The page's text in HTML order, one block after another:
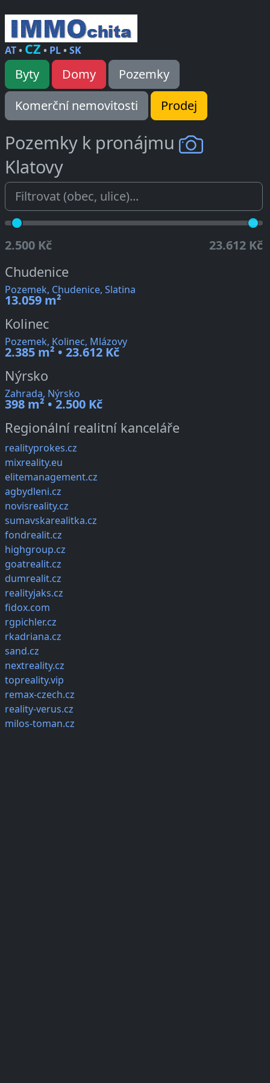
AT• CZ • PL•SK
Byty Domy
Pozemky
Komerční nemovitosti
Prodej
Pozemky k pronájmu
Klatovy
2.500 Kč 23.612 Kč
Chudenice
Pozemek, Chudenice, Slatina
13.059 m²
Kolinec
Pozemek, Kolinec, Mlázovy
2.385 m² • 23.612 Kč
Nýrsko
Zahrada, Nýrsko
398 m² • 2.500 Kč
Regionální realitní kanceláře
realityprokes.cz
mixreality.eu
elitemanagement.cz
agbydleni.cz
novisreality.cz
sumavskarealitka.cz
fondrealit.cz
highgroup.cz
goatrealit.cz
dumrealit.cz
realityjaks.cz
fidox.com
rgpichler.cz
rkadriana.cz
sand.cz
nextreality.cz
topreality.vip
remax-czech.cz
reality-verus.cz
milos-toman.cz